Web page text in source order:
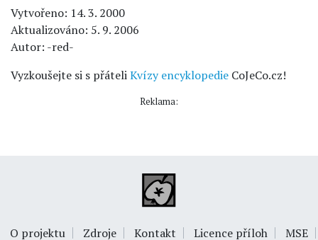
Vytvořeno: 14. 3. 2000
Aktualizováno: 5. 9. 2006
Autor: -red-
Vyzkoušejte si s přáteliKvízy encyklopedie CoJeCo.cz!
Reklama:
O projektu Zdroje Kontakt Licence příloh MSE